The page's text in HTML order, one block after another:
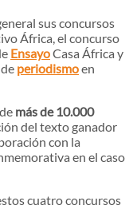
sus concursos
África, el concurso
EnsayoCasa África y
periodismoen
más de 10.000
del texto ganador
con la
en el caso
cuatro concursos